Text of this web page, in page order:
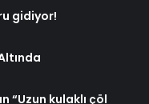
gidiyor!
“Uzun kulaklı çöl